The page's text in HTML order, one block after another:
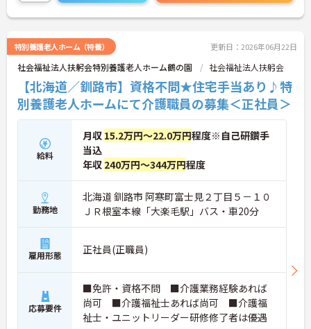
特別養護老人ホーム（特養） 更新日：2026年06月22日
社会福祉法人扶躬会特別養護老人ホーム鶴の園 社会福祉法人扶躬会
【北海道／釧路市】資格不問★住宅手当あり♪特
別養護老人ホームにて介護職員の募集＜正社員＞
給料
月収 15.2万円～22.0万円程度※自己研鑽手
当込
年収 240万円～344万円程度
勤務地
北海道 釧路市 阿寒町富士見２丁目５－１０
ＪＲ根室本線「大楽毛駅」バス・車20分
雇用形態 正社員(正職員)
応募要件
■免許・資格不問 ■介護業務経験あれば
尚可 ■介護福祉士あれば尚可 ■介護福
祉士・ユニットリーダー研修修了者は優遇